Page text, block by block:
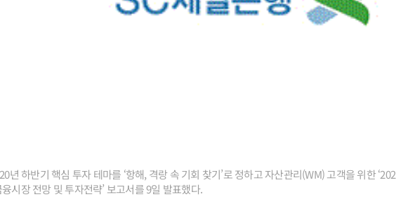
하반기 핵심 투자 테마를 ‘항해, 격랑 속 기회 찾기’로 정하고 자산관리(WM) 고객을 위한 ‘202
시장 전망 및 투자전략’ 보고서를 9일 발표했다.